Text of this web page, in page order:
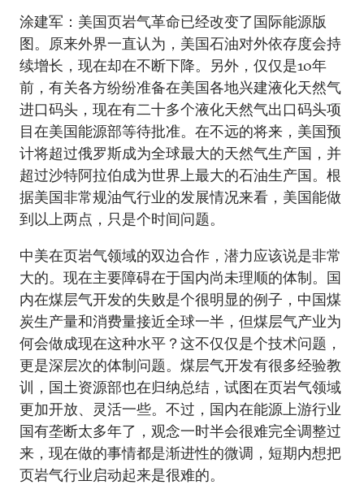
涂建军：美国页岩气革命已经改变了国际能源版
图。原来外界一直认为，美国石油对外依存度会持
续增长，现在却在不断下降。另外，仅仅是10年
前，有关各方纷纷准备在美国各地兴建液化天然气
进口码头，现在有二十多个液化天然气出口码头项
目在美国能源部等待批准。在不远的将来，美国预
计将超过俄罗斯成为全球最大的天然气生产国，并
超过沙特阿拉伯成为世界上最大的石油生产国。根
据美国非常规油气行业的发展情况来看，美国能做
到以上两点，只是个时间问题。
中美在页岩气领域的双边合作，潜力应该说是非常
大的。现在主要障碍在于国内尚未理顺的体制。国
内在煤层气开发的失败是个很明显的例子，中国煤
炭生产量和消费量接近全球一半，但煤层气产业为
何会做成现在这种水平？这不仅仅是个技术问题，
更是深层次的体制问题。煤层气开发有很多经验教
训，国土资源部也在归纳总结，试图在页岩气领域
更加开放、灵活一些。不过，国内在能源上游行业
国有垄断太多年了，观念一时半会很难完全调整过
来，现在做的事情都是渐进性的微调，短期内想把
页岩气行业启动起来是很难的。